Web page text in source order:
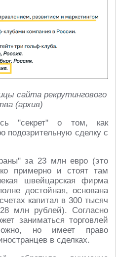
сайта рекрутингового
(архив)
"секрет" о том, как
подозрительную сделку с
за 23 млн евро (это
примерно и стоят там
швейцарская фирма
достойная, основана
капитал в 300 тысяч
млн рублей). Согласно
заниматься торговлей
но имеет право
в сделках.